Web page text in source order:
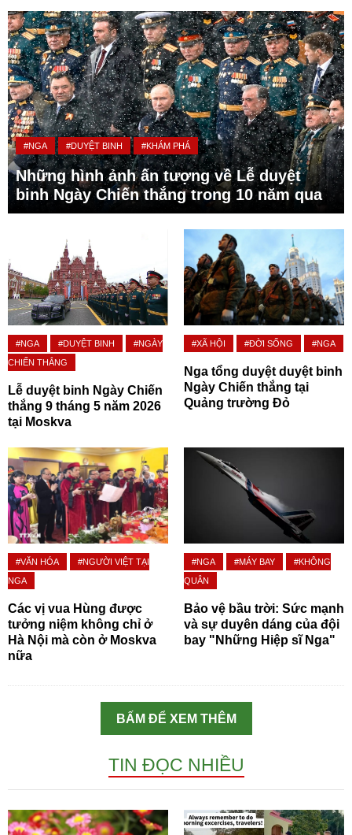
#NGA #DUYỆT BINH #KHÁM PHÁ
Những hình ảnh ấn tượng về Lễ duyệt
binh Ngày Chiến thắng trong 10 năm qua
#NGA #DUYỆT BINH
#NGÀY
CHIẾN THẮNG
Lễ duyệt binh Ngày Chiến
thắng 9 tháng 5 năm 2026
tại Moskva
#XÃ HỘI #ĐỜI SỐNG #NGA
Nga tổng duyệt duyệt binh
Ngày Chiến thắng tại
Quảng trường Đỏ
#VĂN HÓA
#NGƯỜI VIỆT TẠI
NGA
Các vị vua Hùng được
tưởng niệm không chỉ ở
Hà Nội mà còn ở Moskva
nữa
#NGA #MÁY BAY
#KHÔNG
QUÂN
Bảo vệ bầu trời: Sức mạnh
và sự duyên dáng của đội
bay "Những Hiệp sĩ Nga"
BẤM ĐỂ XEM THÊM
TIN ĐỌC NHIỀU